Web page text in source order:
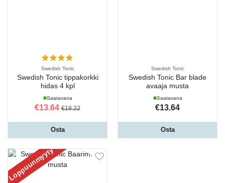
Swedish Tonic
Swedish Tonic tippakorkki
hidas 4 kpl
Saatavana
€13.64 €18.22
Osta
Swedish Tonic
Swedish Tonic Bar blade
avaaja musta
Saatavana
€13.64
Osta
Loppuunmyyty